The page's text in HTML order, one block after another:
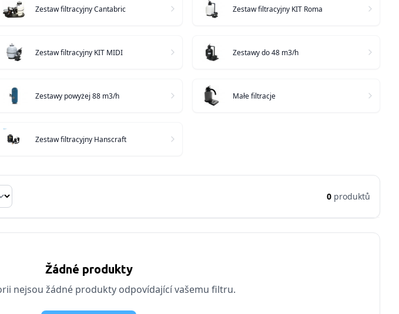
Zestaw filtracyjny Cantabric Zestaw filtracyjny KIT Roma
Zestaw filtracyjny KIT MIDI Zestawy do 48 m3/h
Zestawy powyżej 88 m3/h Małe filtracje
Zestaw filtracyjny Hanscraft
0 produktů
Žádné produkty
nejsou žádné produkty odpovídající vašemu filtru.